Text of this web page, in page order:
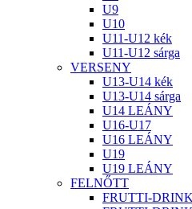
U9
U10
U11-U12 kék
U11-U12 sárga
VERSENY
U13-U14 kék
U13-U14 sárga
U14 LEÁNY
U16-U17
U16 LEÁNY
U19
U19 LEÁNY
FELNŐTT
FRUTTI-